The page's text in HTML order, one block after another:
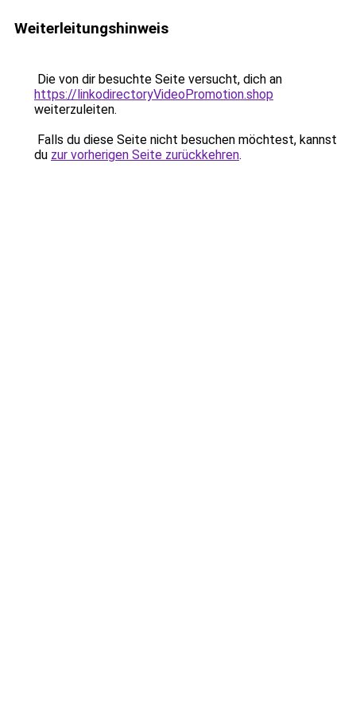
Weiterleitungshinweis
Die von dir besuchte Seite versucht, dich an
https://linkodirectoryVideoPromotion.shop
weiterzuleiten.
Falls du diese Seite nicht besuchen möchtest, kannst
du zur vorherigen Seite zurückkehren.